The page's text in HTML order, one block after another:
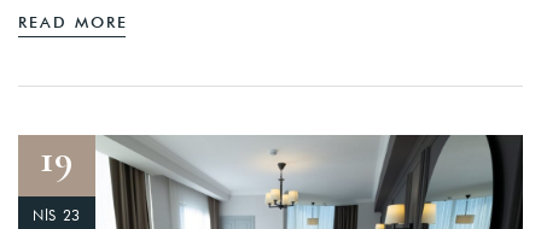
READ MORE
19
NIS 23